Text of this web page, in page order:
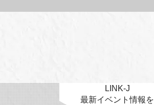
LINK-J
最新イベント情報を